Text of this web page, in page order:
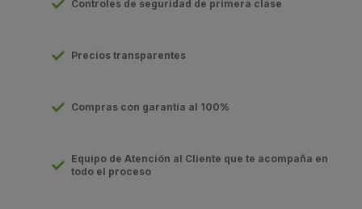
Controles de seguridad de primera clase
Precios transparentes
Compras con garantía al 100%
Equipo de Atención al Cliente que te acompaña en
todo el proceso